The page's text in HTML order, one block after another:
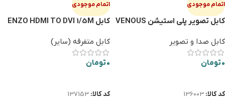
اتمام موجودی
کابل تصویر پلی استیشن VENOUS
کابل صدا و تصویر
0تومان
کد کالا: 136003
اتمام موجودی
كابل ENZO HDMI TO DVI 1/5M
کابل متفرقه (سایر)
0تومان
کد کالا: 137153